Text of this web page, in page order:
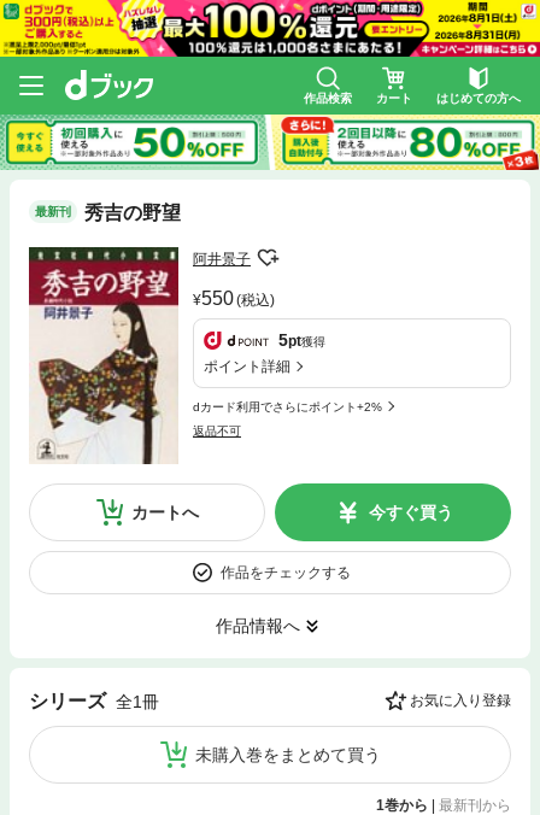
作品検索 カート はじめての方へ
最新刊 秀吉の野望
阿井景子
550(税込)
5pt獲得
ポイント詳細
dカード利用でさらにポイント+2%
返品不可
カートへ 今すぐ買う
作品をチェックする
作品情報へ
シリーズ 全1冊 お気に入り登録
未購入巻をまとめて買う
1巻から | 最新刊から